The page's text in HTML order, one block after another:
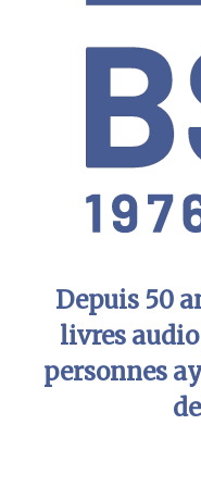
Depuis 50
livres
personnes